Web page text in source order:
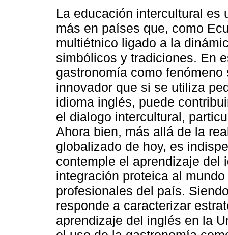
La educación intercultural es
más en países que, como
multiétnico ligado a la
simbólicos y tradiciones. En
gastronomía como
innovador que si se utiliza
idioma inglés, puede
el dialogo intercultural,
Ahora bien, más allá de la
globalizado de hoy, es
contemple el aprendizaje del
integración proteica al
profesionales del país.
responde a caracterizar
aprendizaje del inglés en la